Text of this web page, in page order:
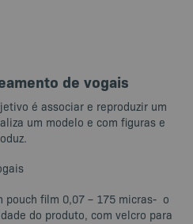
de vogais
é associar e reproduzir um
um modelo e com figuras e
pouch film 0,07 – 175 micras- o
do produto, com velcro para